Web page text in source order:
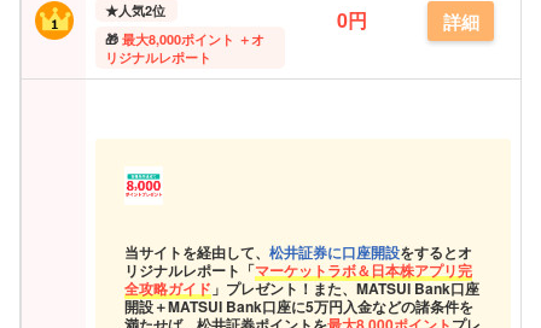
★人気2位
最大8,000ポイント ＋オ
リジナルレポート
0円 詳細
当サイトを経由して、 松井証券に口座開設をするとオ
リジナルレポート「マーケットラボ＆日本株アプリ完
全攻略ガイド 」プレゼント！また、MATSUI Bank口座
開設＋MATSUI Bank口座に5万円入金などの諸条件を